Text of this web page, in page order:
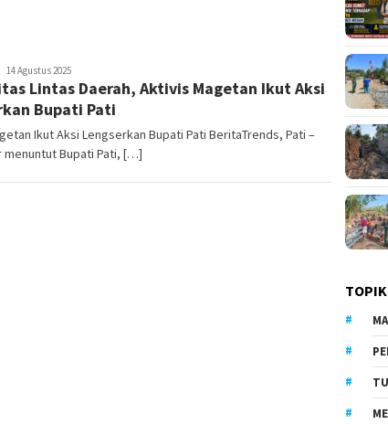
14 Agustus 2025
Lintas Daerah, Aktivis Magetan Ikut Aksi
Bupati Pati
Ikut Aksi Lengserkan Bupati Pati BeritaTrends, Pati –
menuntut Bupati Pati, […]